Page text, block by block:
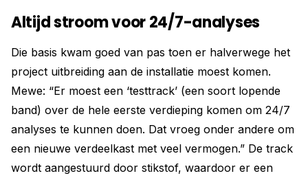
Altijd stroom voor 24/7-analyses
Die basis kwam goed van pas toen er halverwege het
project uitbreiding aan de installatie moest komen.
Mewe: “Er moest een ‘testtrack’ (een soort lopende
band) over de hele eerste verdieping komen om 24/7
analyses te kunnen doen. Dat vroeg onder andere om
een nieuwe verdeelkast met veel vermogen.” De track
wordt aangestuurd door stikstof, waardoor er een